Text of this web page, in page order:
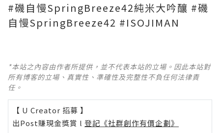
#磯自慢SpringBreeze42純米大吟釀 #磯
自慢SpringBreeze42 #ISOJIMAN
*本站之內容由作者所提供，並不代表本站的立場。因此本站對
所有博客的立場、真實性、準確性及完整性不負任何法律責
任。
【 U Creator 招募 】
出Post賺現金獎賞 l 登記《社群創作有價企劃》